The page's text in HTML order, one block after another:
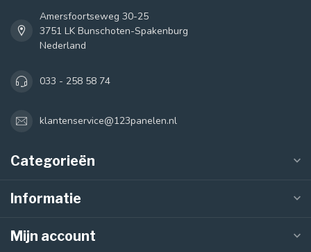
Amersfoortseweg 30-25
3751 LK Bunschoten-Spakenburg
Nederland
033 - 258 58 74
klantenservice@123panelen.nl
Categorieën
Informatie
Mijn account